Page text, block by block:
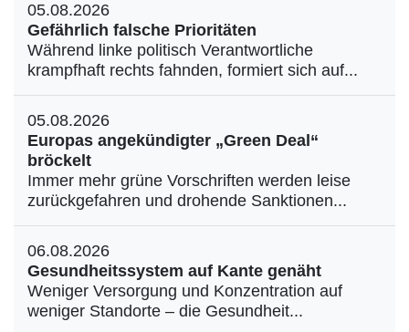
05.08.2026
Gefährlich falsche Prioritäten
Während linke politisch Verantwortliche
krampfhaft rechts fahnden, formiert sich auf...
05.08.2026
Europas angekündigter „Green Deal“
bröckelt
Immer mehr grüne Vorschriften werden leise
zurückgefahren und drohende Sanktionen...
06.08.2026
Gesundheitssystem auf Kante genäht
Weniger Versorgung und Konzentration auf
weniger Standorte – die Gesundheit...